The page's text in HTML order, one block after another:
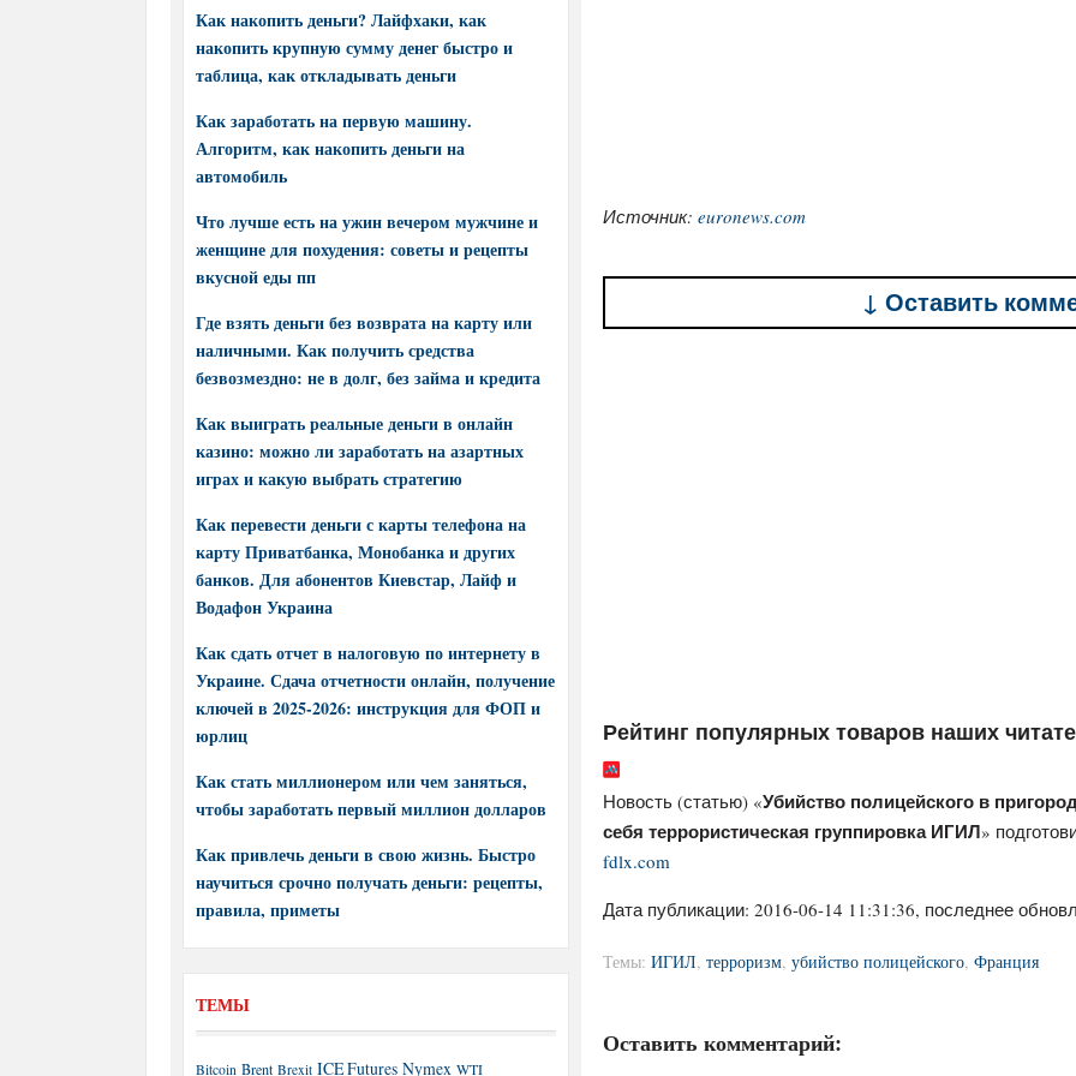
Источник: euronews.com
↓ Оставить
Рейтинг популярных товаров наших
Новость (статью) «Убийство полицейского в
себя террористическая группировка ИГИЛ»
fdlx.com
Дата публикации: 2016-06-14 11:31:36, последнее
Темы: ИГИЛ, терроризм, убийство полицейского, Франция
Оставить комментарий:
Как накопить деньги? Лайфхаки, как
накопить крупную сумму денег быстро и
таблица, как откладывать деньги
Как заработать на первую машину.
Алгоритм, как накопить деньги на
автомобиль
Что лучше есть на ужин вечером мужчине и
женщине для похудения: советы и рецепты
вкусной еды пп
Где взять деньги без возврата на карту или
наличными. Как получить средства
безвозмездно: не в долг, без займа и кредита
Как выиграть реальные деньги в онлайн
казино: можно ли заработать на азартных
играх и какую выбрать стратегию
Как перевести деньги с карты телефона на
карту Приватбанка, Монобанка и других
банков. Для абонентов Киевстар, Лайф и
Водафон Украина
Как сдать отчет в налоговую по интернету в
Украине. Сдача отчетности онлайн, получение
ключей в 2025-2026: инструкция для ФОП и
юрлиц
Как стать миллионером или чем заняться,
чтобы заработать первый миллион долларов
Как привлечь деньги в свою жизнь. Быстро
научиться срочно получать деньги: рецепты,
правила, приметы
ТЕМЫ
Bitcoin Brent Brexit ICE Futures Nymex WTI